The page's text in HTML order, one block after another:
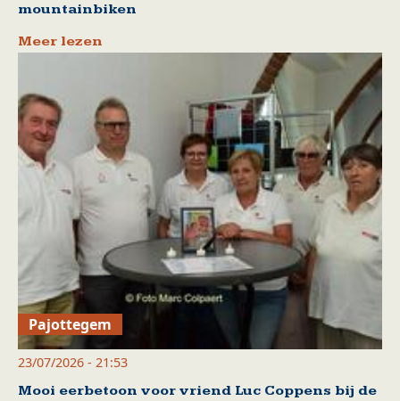
mountainbiken
Meer lezen
Pajottegem
23/07/2026 - 21:53
Mooi eerbetoon voor vriend Luc Coppens bij de